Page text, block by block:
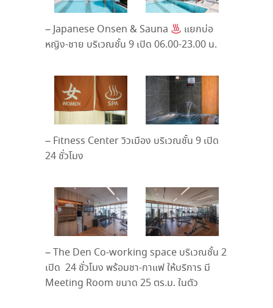
– Japanese Onsen & Sauna
แยกบ่อ
หญิง-ชาย บริเวณชั้น 9 เปิด 06.00-23.00 น.
– Fitness Center วิวเมือง บริเวณชั้น 9 เปิด
24 ชั่วโมง
– The Den Co-working space บริเวณชั้น 2
เปิด 24 ชั่วโมง พร้อมชา-กาแฟ ให้บริการ มี
Meeting Room ขนาด 25 ตร.ม. ในตัว